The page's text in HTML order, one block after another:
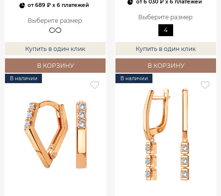
от689 ₽ x 6 платежей
Выберите размер:
Купить в один клик
В КОРЗИНУ
от6 030 ₽x 6 платежей
Выберите размер:
4
Купить в один клик
В КОРЗИНУ
В наличии В наличии